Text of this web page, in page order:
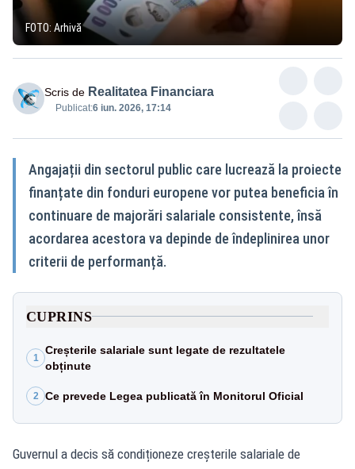
FOTO: Arhivă
Scris de Realitatea Financiara
Publicat:6 iun. 2026, 17:14
Angajații din sectorul public care lucrează la proiecte
finanțate din fonduri europene vor putea beneficia în
continuare de majorări salariale consistente, însă
acordarea acestora va depinde de îndeplinirea unor
criterii de performanță.
CUPRINS
1
Creșterile salariale sunt legate de rezultatele
obținute
2 Ce prevede Legea publicată în Monitorul Oficial
Guvernul a decis să condiționeze creșterile salariale de